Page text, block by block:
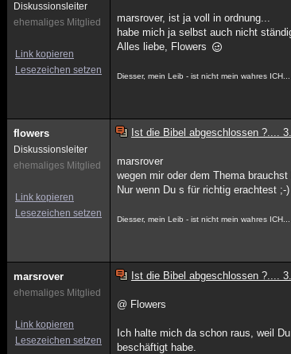
Diskussionsleiter
ehemaliges Mitglied
Link kopieren
Lesezeichen setzen
marsrover, ist ja voll in ordnung...
habe mich ja selbst auch nicht
Alles liebe, Flowers
Diesser, mein Leib - ist nicht mein wahres ICH...
flowers
Diskussionsleiter
ehemaliges Mitglied
Link kopieren
Lesezeichen setzen
Ist die Bibel abgeschlossen ?....
marsrover
wegen mir oder dem Thema
Nur wenn Du s für richtig erachtest ;-
Diesser, mein Leib - ist nicht mein wahres ICH...
marsrover
ehemaliges Mitglied
Link kopieren
Lesezeichen setzen
Ist die Bibel abgeschlossen ?....
@ Flowers
Ich halte mich da schon raus, weil
beschäftigt habe.